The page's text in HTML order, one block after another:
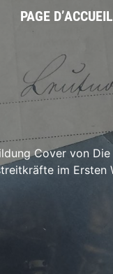
PAGE D’ACCUEIL